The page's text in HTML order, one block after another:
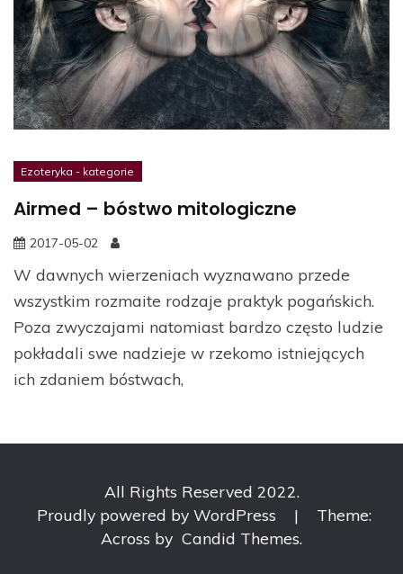
Ezoteryka - kategorie
Airmed – bóstwo mitologiczne
2017-05-02
W dawnych wierzeniach wyznawano przede
wszystkim rozmaite rodzaje praktyk pogańskich.
Poza zwyczajami natomiast bardzo często ludzie
pokładali swe nadzieje w rzekomo istniejących
ich zdaniem bóstwach,
All Rights Reserved 2022.
Proudly powered by WordPress
|
Theme:
Across by Candid Themes.